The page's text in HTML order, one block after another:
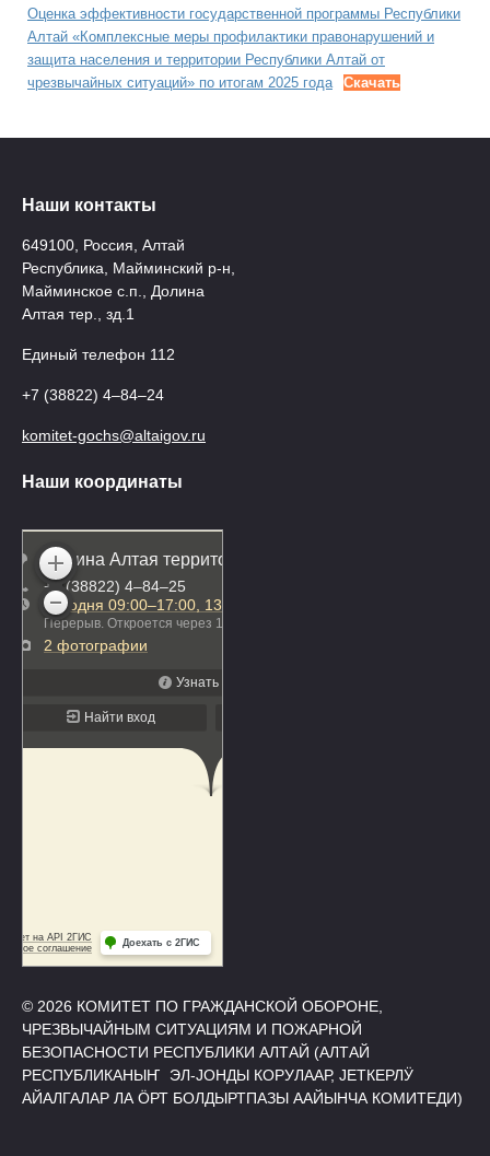
Оценка эффективности государственной программы Республики
Алтай «Комплексные меры профилактики правонарушений и
защита населения и территории Республики Алтай от
чрезвычайных ситуаций» по итогам 2025 года
Скачать
Наши контакты
649100, Россия, Алтай
Республика, Майминский р-н,
Майминское с.п., Долина
Алтая тер., зд.1
Единый телефон 112
+7 (38822) 4‒84‒24
komitet-gochs@altaigov.ru
Наши координаты
© 2026 КОМИТЕТ ПО ГРАЖДАНСКОЙ ОБОРОНЕ,
ЧРЕЗВЫЧАЙНЫМ СИТУАЦИЯМ И ПОЖАРНОЙ
БЕЗОПАСНОСТИ РЕСПУБЛИКИ АЛТАЙ (АЛТАЙ
РЕСПУБЛИКАНЫҤ ЭЛ-ЈОНДЫ КОРУЛААР, ЈЕТКЕРЛӰ
АЙАЛГАЛАР ЛА ӦРТ БОЛДЫРТПАЗЫ ААЙЫНЧА КОМИТЕДИ)